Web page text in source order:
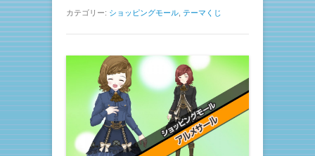
カテゴリー: ショッピングモール テーマくじ